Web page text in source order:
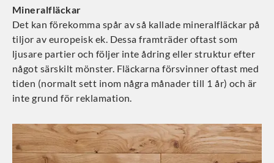
Mineralfläckar
Det kan förekomma spår av så kallade mineralfläckar på
tiljor av europeisk ek. Dessa framträder oftast som
ljusare partier och följer inte ådring eller struktur efter
något särskilt mönster. Fläckarna försvinner oftast med
tiden (normalt sett inom några månader till 1 år) och är
inte grund för reklamation.